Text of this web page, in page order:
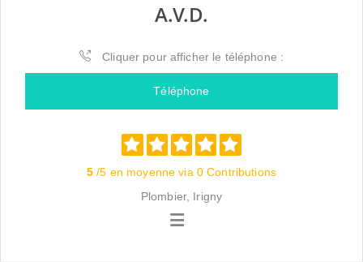
A.V.D.
Cliquer pour afficher le téléphone :
Téléphone
5 /5 en moyenne via 0 Contributions
Plombier, Irigny